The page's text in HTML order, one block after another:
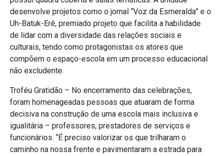
desenvolve projetos como o jornal “Voz da Esmeralda” e o
Uh-Batuk-Erê, premiado projeto que facilita a habilidade
de lidar com a diversidade das relações sociais e
culturais, tendo como protagonistas os atores que
compõem o espaço-escola em um processo educacional
não excludente.
Troféu Gratidão – No encerramento das celebrações,
foram homenageadas pessoas que atuaram de forma
decisiva na construção de uma escola mais inclusiva e
igualitária – professores, prestadores de serviços e
funcionários. “É preciso valorizar os que trilharam o
caminho na nossa frente e pavimentaram a estrada para